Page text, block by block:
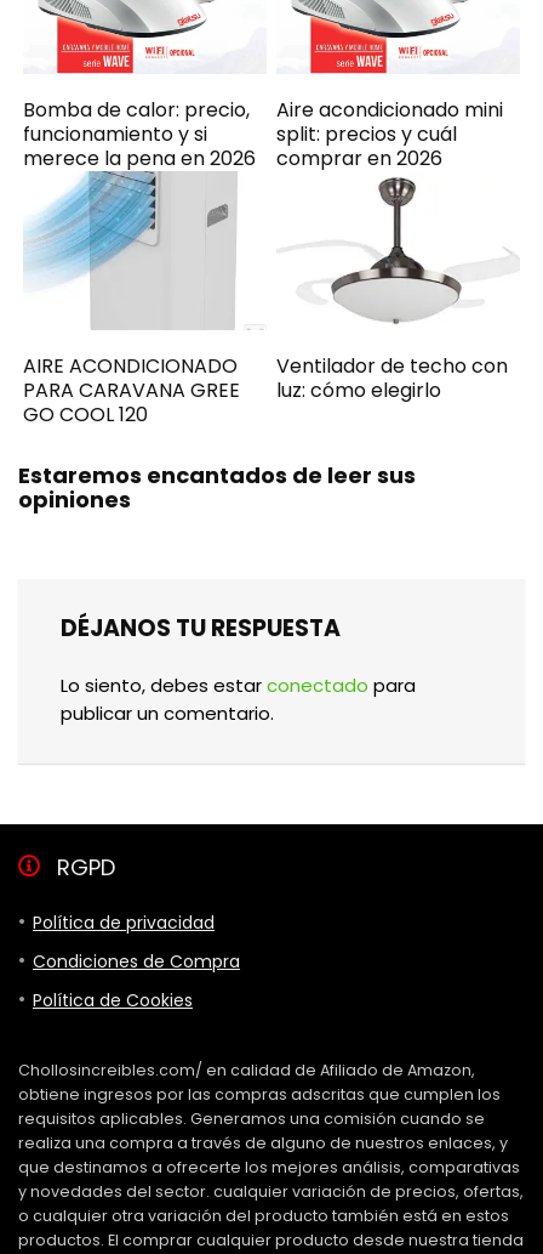
Bomba de calor: precio,
funcionamiento y si
merece la pena en 2026
Aire acondicionado mini
split: precios y cuál
comprar en 2026
AIRE ACONDICIONADO
PARA CARAVANA GREE
GO COOL 120
Ventilador de techo con
luz: cómo elegirlo
Estaremos encantados de leer sus
opiniones
DÉJANOS TU RESPUESTA
Lo siento, debes estarconectado para
publicar un comentario.
RGPD
Política de privacidad
Condiciones de Compra
Política de Cookies
Chollosincreibles.com/ en calidad de Afiliado de Amazon,
obtiene ingresos por las compras adscritas que cumplen los
requisitos aplicables. Generamos una comisión cuando se
realiza una compra a través de alguno de nuestros enlaces, y
que destinamos a ofrecerte los mejores análisis, comparativas
y novedades del sector. cualquier variación de precios, ofertas,
o cualquier otra variación del producto también está en estos
productos. El comprar cualquier producto desde nuestra tienda